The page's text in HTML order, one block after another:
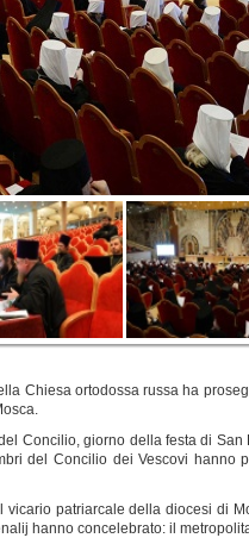
Chiesa ortodossa russa ha
Concilio, giorno della festa di
del Concilio dei Vescovi hanno
vicario patriarcale della diocesi di
hanno concelebrato: il